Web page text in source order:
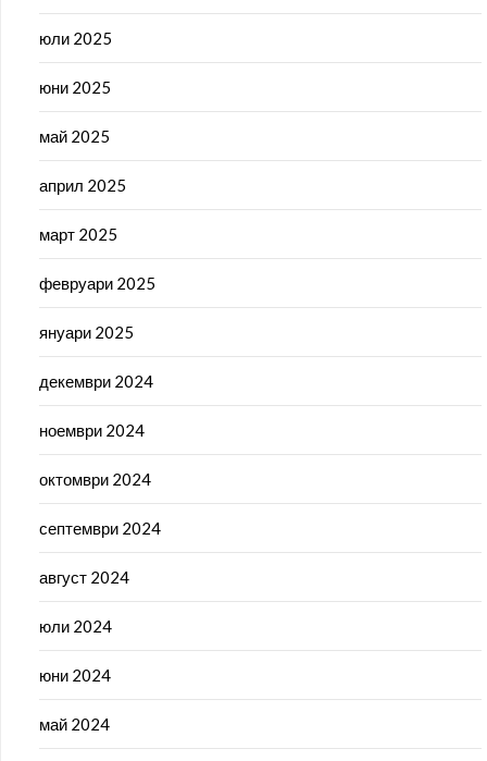
юли 2025
юни 2025
май 2025
април 2025
март 2025
февруари 2025
януари 2025
декември 2024
ноември 2024
октомври 2024
септември 2024
август 2024
юли 2024
юни 2024
май 2024